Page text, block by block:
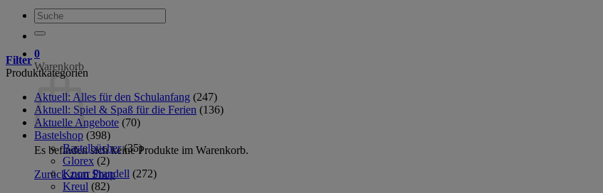
Suche
nach:
0
Warenkorb
Es befinden sich keine Produkte im Warenkorb.
Zurück zum Shop
Filter
Produktkategorien
Aktuell: Alles für den Schulanfang (247)
Aktuell: Spiel & Spaß für die Ferien (136)
Aktuelle Angebote (70)
Bastelshop (398)
Bastelbücher (35)
Glorex (2)
Knorr Prandell (272)
Kreul (82)